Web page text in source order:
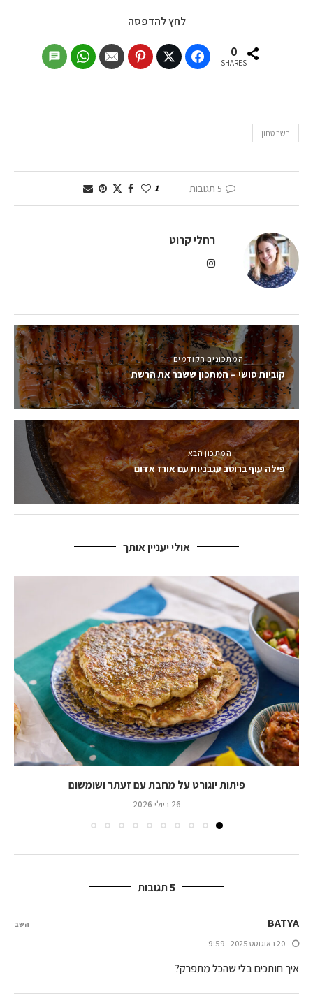
לחץ להדפסה
0
SHARES
בשר טחון
5 תגובות 1
רחלי קרוט
המתכונים הקודמים
קוביות סושי – המתכון ששבר את הרשת
המתכון הבא
פילה עוף ברוטב עגבניות עם אורז אדום
אולי יעניין אותך
פיתות יוגורט על מחבת עם זעתר ושומשום
26 ביולי 2026
5 תגובות
BATYA
20 באוגוסט 2025 - 9:59
איך חותכים בלי שהכל מתפרק?
השב